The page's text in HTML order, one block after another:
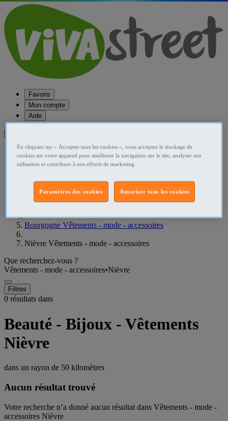
Favoris
Mon compte
Aide
Publier une annonce
Favoris
Publier une annonce
Accueil
Bourgogne Vêtements - mode - accessoires
Nièvre Vêtements - mode - accessoires
Que recherchez-vous ?
Vêtements - mode - accessoires•Nièvre
Filtres
0 résultats dans
Beauté - Bijoux - Vêtements
Nièvre
dans un rayon de 50 kilomètres
Aucun résultat trouvé
Votre recherche n’a donné aucun résultat dans Vêtements - mode -
accessoires Nièvre
En cliquant sur « Accepter tous les cookies », vous acceptez le stockage de
cookies sur votre appareil pour améliorer la navigation sur le site, analyser son
utilisation et contribuer à nos efforts de marketing.
Autoriser tous les cookies
Paramètres des cookies